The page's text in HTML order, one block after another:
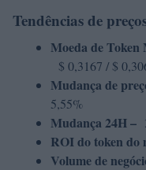
Tendências de
Moeda de Token
$ 0,3167 / $
Mudança de
5,55%
Mudança 24H –
ROI do token do
Volume de